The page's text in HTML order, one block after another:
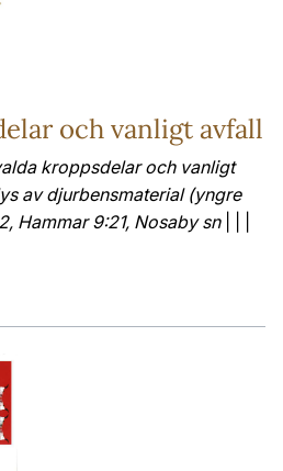
och vanligt avfall
kroppsdelar och vanligt
av djurbensmaterial (yngre
Hammar 9:21, Nosaby sn| | |